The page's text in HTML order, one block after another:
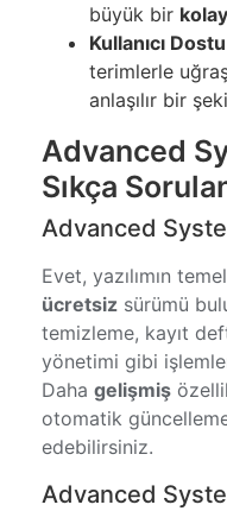
büyük bir kolay
Kullanıcı
terimlerle
anlaşılır bir
Advanced
Sıkça
Advanced
Evet, yazılımın
ücretsiz sürümü
temizleme, kayıt
yönetimi gibi
Daha gelişmiş
otomatik
edebilirsiniz.
Advanced